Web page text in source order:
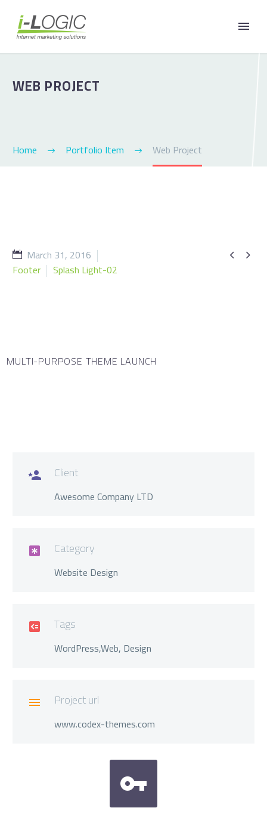
WEB PROJECT
Home Portfolio Item Web Project
 
March 31, 2016
Footer
Splash Light-02
MULTI-PURPOSE THEME LAUNCH
 Client
Awesome Company LTD
 Category
Website Design
 Tags
WordPress,Web, Design
 Project url
www.codex-themes.com

